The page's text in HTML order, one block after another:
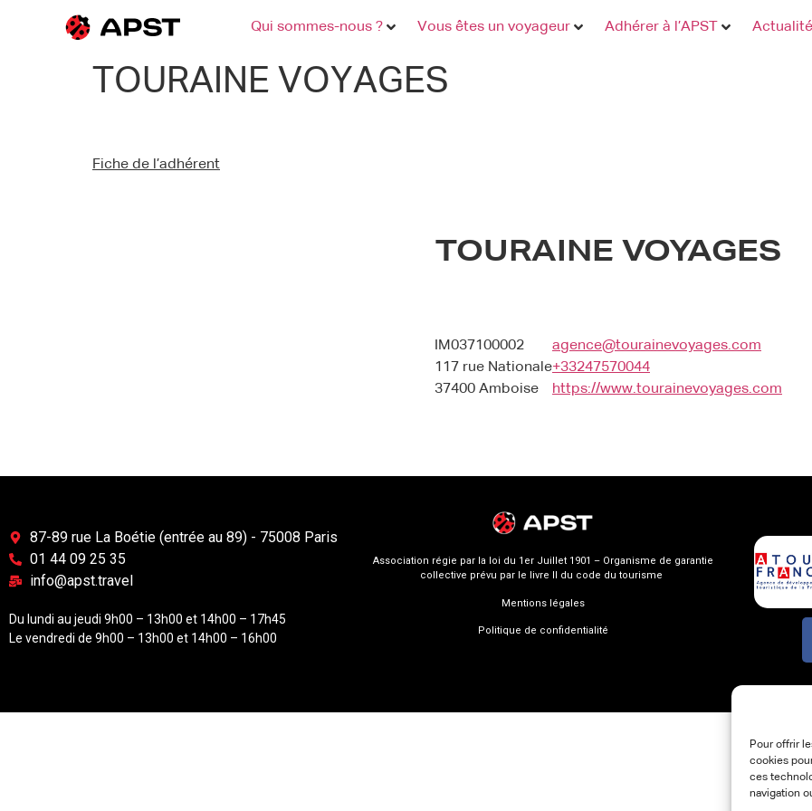
Pour offrir
cookies
ces
navigation
Qui sommes-nous ? Vous êtes un voyageur Adhérer à l’APST
TOURAINE VOYAGES
Fiche de l’adhérent
TOURAINE VOYAGES
IM037100002
117 rue Nationale
37400 Amboise
agence@tourainevoyages.com
+33247570044
https://www.tourainevoyages.com
87-89 rue La Boétie (entrée au 89) - 75008 Paris
01 44 09 25 35
info@apst.travel
Du lundi au jeudi 9h00 – 13h00 et 14h00 – 17h45
Le vendredi de 9h00 – 13h00 et 14h00 – 16h00
Association régie par la loi du 1er Juillet 1901 – Organisme de garantie
collective prévu par le livre II du code du tourisme
Mentions légales
Politique de confidentialité